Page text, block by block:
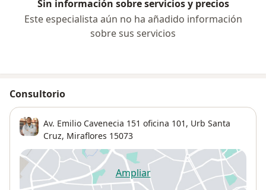
Sin información sobre servicios y precios
Este especialista aún no ha añadido información
sobre sus servicios
Consultorio
Av. Emilio Cavenecia 151 oficina 101, Urb Santa
Cruz, Miraflores 15073
Ampliarse abre en una nueva